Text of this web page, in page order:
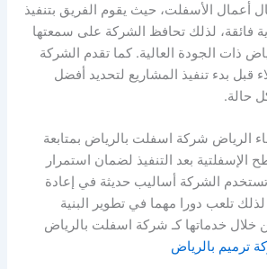
الأسفلت، حيث يقوم الفريق بتنفيذ
فائقة، لذلك تحافظ الشركة على سمعتها
ذات الجودة العالية. كما تقدم الشركة
قبل بدء تنفيذ المشاريع لتحديد أفضل
حالة.
الرياض شركة اسفلت بالرياض بمتابعة
الإسفلتية بعد التنفيذ لضمان استمرار
تستخدم الشركة أساليب حديثة في إعادة
لذلك تلعب دورا مهما في تطوير البنية
خلال خدماتها كـ شركة اسفلت بالرياض
ترميم بالرياض